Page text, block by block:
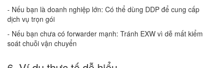
- Nếu bạn là doanh nghiệp lớn: Có thể dùng DDP để cung cấp
dịch vụ trọn gói
- Nếu bạn chưa có forwarder mạnh: Tránh EXW vì dễ mất kiểm
soát chuỗi vận chuyển